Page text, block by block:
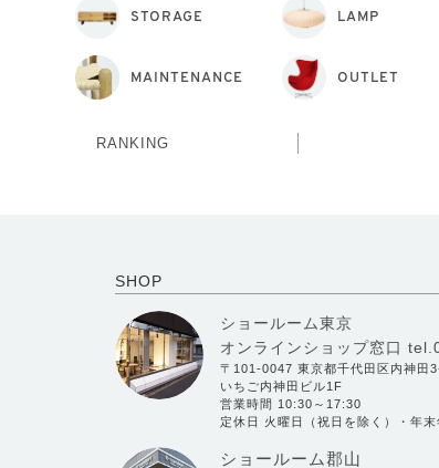
STORAGE LAMP
MAINTENANCE OUTLET
RANKING
SHOP
ショールーム東京
オンラインショップ窓口
〒101-0047 東京都千代田区内神田
いちご内神田ビル1F
営業時間 10:30～17:30
定休日 火曜日（祝日を除く）・年末
ショールーム郡山